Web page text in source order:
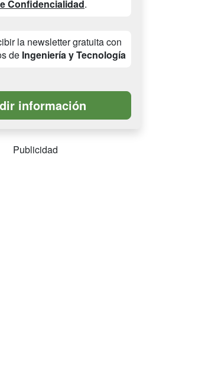
Confidencialidad.
la newsletter gratuita con
de Ingeniería y Tecnología
Publicidad